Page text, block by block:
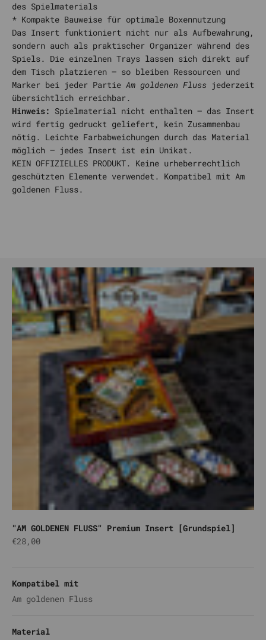
des Spielmaterials
* Kompakte Bauweise für optimale Boxennutzung
Das Insert funktioniert nicht nur als Aufbewahrung,
sondern auch als praktischer Organizer während des
Spiels. Die einzelnen Trays lassen sich direkt auf
dem Tisch platzieren – so bleiben Ressourcen und
Marker bei jeder Partie Am goldenen Fluss jederzeit
übersichtlich erreichbar.
Hinweis: Spielmaterial nicht enthalten – das Insert
wird fertig gedruckt geliefert, kein Zusammenbau
nötig. Leichte Farbabweichungen durch das Material
möglich – jedes Insert ist ein Unikat.
KEIN OFFIZIELLES PRODUKT. Keine urheberrechtlich
geschützten Elemente verwendet. Kompatibel mit Am
goldenen Fluss.
"AM GOLDENEN FLUSS" Premium Insert [Grundspiel]
Angebot
€28,00
Kompatibel mit
Am goldenen Fluss
Material